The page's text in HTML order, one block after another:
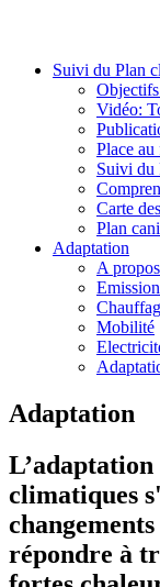
Suivi du Plan
Objectifs
Vidéo:
Place au
Suivi du
Carte
Plan
Adaptation
A propos
Mobilité
Adaptation
L’adaptation
climatiques
répondre à